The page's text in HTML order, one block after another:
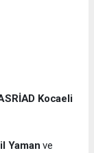
Kocaeli
Yaman ve